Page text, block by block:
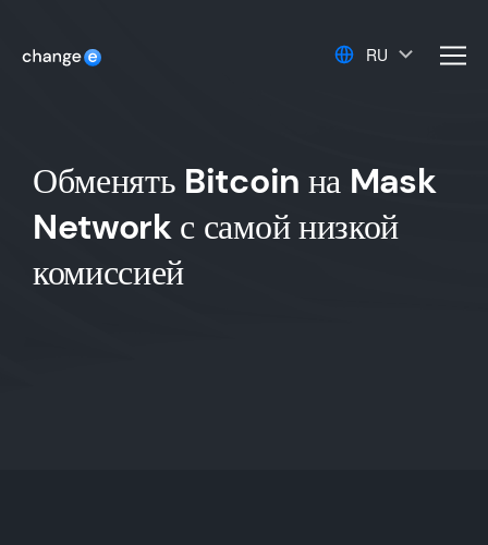
RU
Обменять Bitcoin на Mask
Network с самой низкой
комиссией